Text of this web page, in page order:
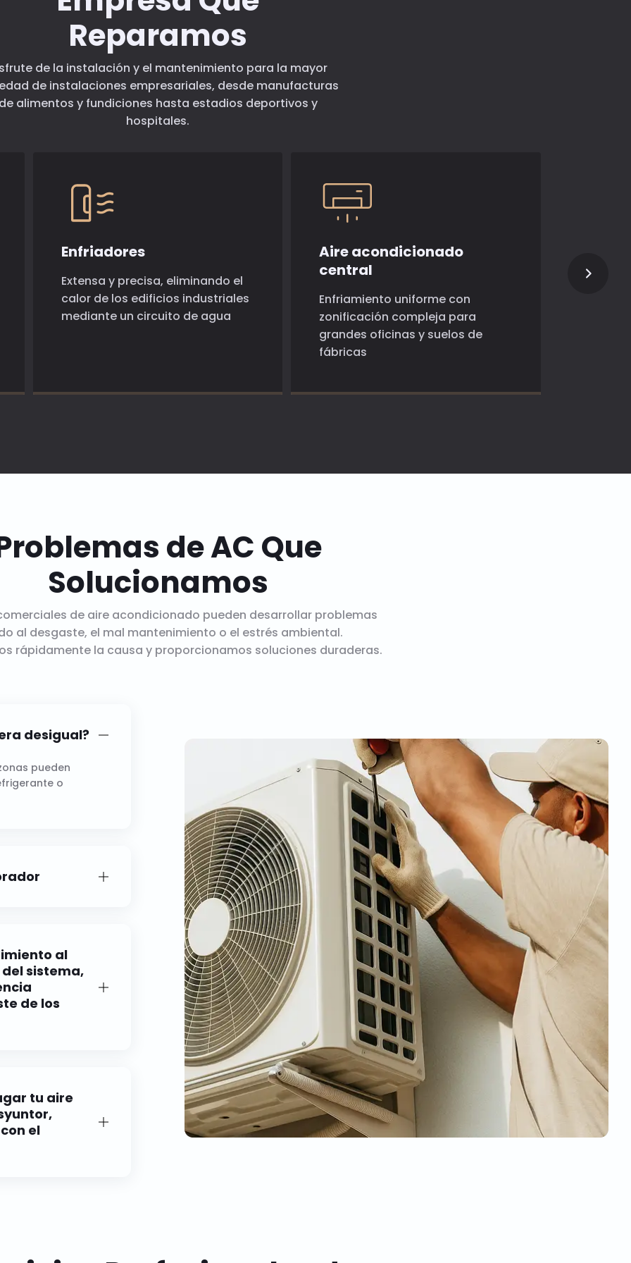
Reparamos
de la instalación y el mantenimiento para la mayor
de instalaciones empresariales, desde manufacturas
de alimentos y fundiciones hasta estadios deportivos y
hospitales.
Enfriadores
Extensa y precisa, eliminando el
calor de los edificios industriales
mediante un circuito de agua
Aire acondicionado
central
Enfriamiento uniforme con
zonificación compleja para
grandes oficinas y suelos de
fábricas
sin
de AC Que
Solucionamos
de aire acondicionado pueden desarrollar problemas
al desgaste, el mal mantenimiento o el estrés ambiental.
rápidamente la causa y proporcionamos soluciones duraderas.
desigual?
pueden
o
al
sistema,
de los
tu aire
el